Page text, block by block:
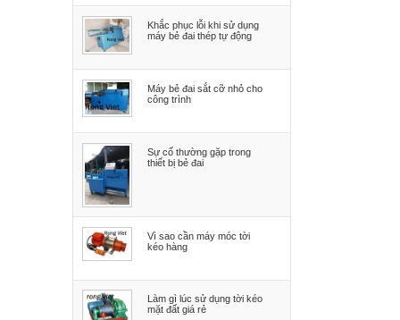
Khắc phục lỗi khi sử dụng
máy bẻ đai thép tự động
Máy bẻ đai sắt cỡ nhỏ cho
công trình
Sự cố thường gặp trong
thiết bị bẻ đai
Vì sao cần máy móc tời
kéo hàng
Làm gì lúc sử dụng tời kéo
mặt đất giá rẻ